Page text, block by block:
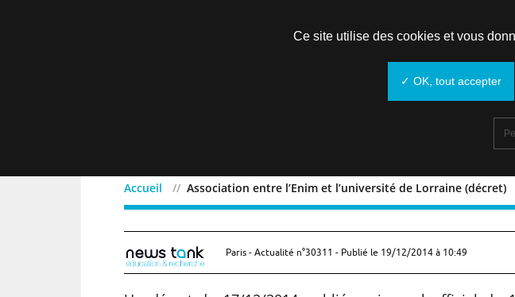
Accueil Association entre l’Enim et l’université de Lorraine (décret)
Association entre l’Enim et l’université
Paris - Actualité n°30311 - Publié le 19/12/2014 à 10:49
Ce site utilise des cookies et vous
✓ OK, tout accepter